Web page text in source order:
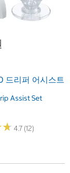
드리퍼 어시스트
Assist Set
★
★ 4.7 (12)